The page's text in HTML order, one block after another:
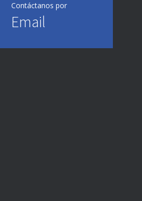
Contáctanos por
Email